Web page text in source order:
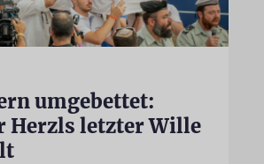
umgebettet:
Herzls letzter Wille